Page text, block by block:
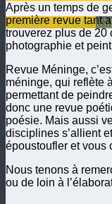
Revue MéningeRevue
Participer / Particpar
Après un temps de
première revue tant
trouverez plus de 20
photographie et
Revue Méninge,
méninge, qui reflète
permettant de
donc une revue
poésie. Mais aussi
disciplines s’allient
époustoufler et vous
Nous tenons à
ou de loin à